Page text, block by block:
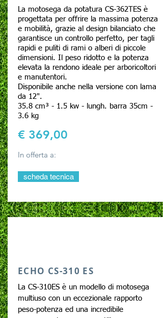
La motosega da potatura CS-362TES è
progettata per offrire la massima potenza
e mobilità, grazie al design bilanciato che
garantisce un controllo perfetto, per tagli
rapidi e puliti di rami o alberi di piccole
dimensioni. Il peso ridotto e la potenza
elevata la rendono ideale per arboricoltori
e manutentori.
Disponibile anche nella versione con lama
da 12".
35.8 cm³ - 1.5 kw - lungh. barra 35cm -
3.6 kg
€ 369,00
In offerta a:
scheda tecnica
ECHO CS-310 ES
La CS-310ES è un modello di motosega
multiuso con un eccezionale rapporto
peso-potenza ed una incredibile